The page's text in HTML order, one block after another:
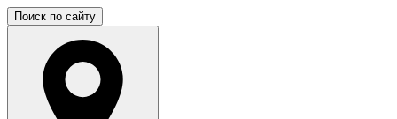
Поиск по сайту